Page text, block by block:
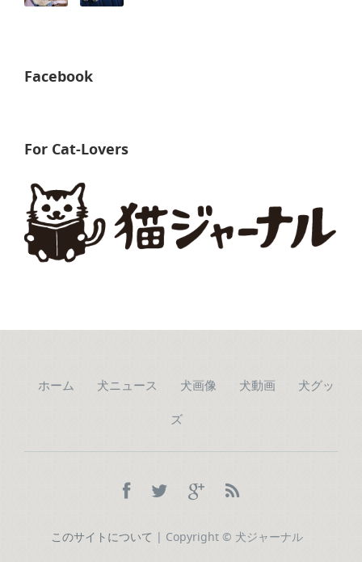
Facebook
For Cat-Lovers
ホーム 犬ニュース 犬画像 犬動画 犬グッ
ズ
このサイトについて | Copyright © 犬ジャーナル